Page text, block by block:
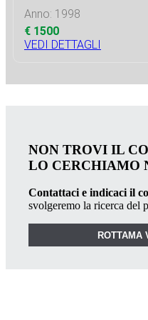
Anno: 1998
€ 1500
VEDI DETTAGLI
NON TROVI IL
LO CERCHIAMO
Contattaci e indicaci il
svolgeremo la ricerca del
ROTTAMA